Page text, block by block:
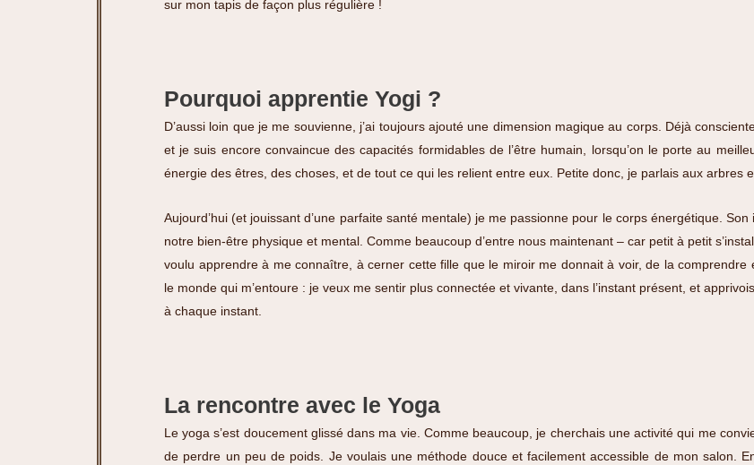
sur mon tapis de façon plus régulière !
Pourquoi apprentie Yogi ?
D’aussi loin que je me souvienne, j’ai toujours ajouté une dimension magique au corps. Déjà
et je suis encore convaincue des capacités formidables de l’être humain, lorsqu’on le porte au
énergie des êtres, des choses, et de tout ce qui les relient entre eux. Petite donc, je parlais aux arbres
Aujourd’hui (et jouissant d’une parfaite santé mentale) je me passionne pour le corps énergétique.
notre bien-être physique et mental. Comme beaucoup d’entre nous maintenant – car petit à petit
voulu apprendre à me connaître, à cerner cette fille que le miroir me donnait à voir, de la comprendre
le monde qui m’entoure : je veux me sentir plus connectée et vivante, dans l’instant présent, et
à chaque instant.
La rencontre avec le Yoga
Le yoga s’est doucement glissé dans ma vie. Comme beaucoup, je cherchais une activité qui me
de perdre un peu de poids. Je voulais une méthode douce et facilement accessible de mon salon.